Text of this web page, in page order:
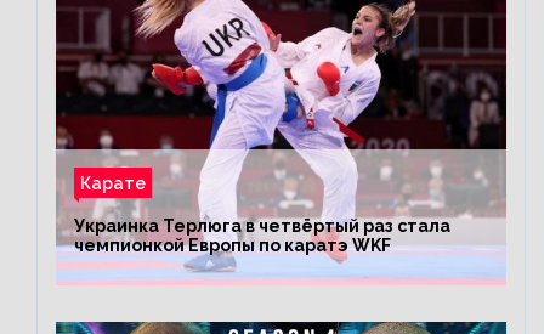
Карате
Украинка Терлюга в четвёртый раз стала
чемпионкой Европы по каратэ WKF